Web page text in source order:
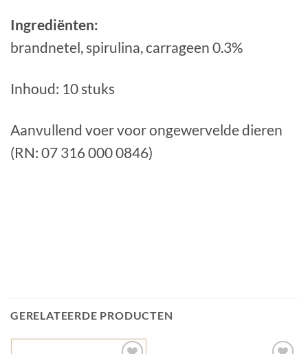
Ingrediënten:
brandnetel, spirulina, carrageen 0.3%
Inhoud: 10 stuks
Aanvullend voer voor ongewervelde dieren
(RN: 07 316 000 0846)
GERELATEERDE PRODUCTEN